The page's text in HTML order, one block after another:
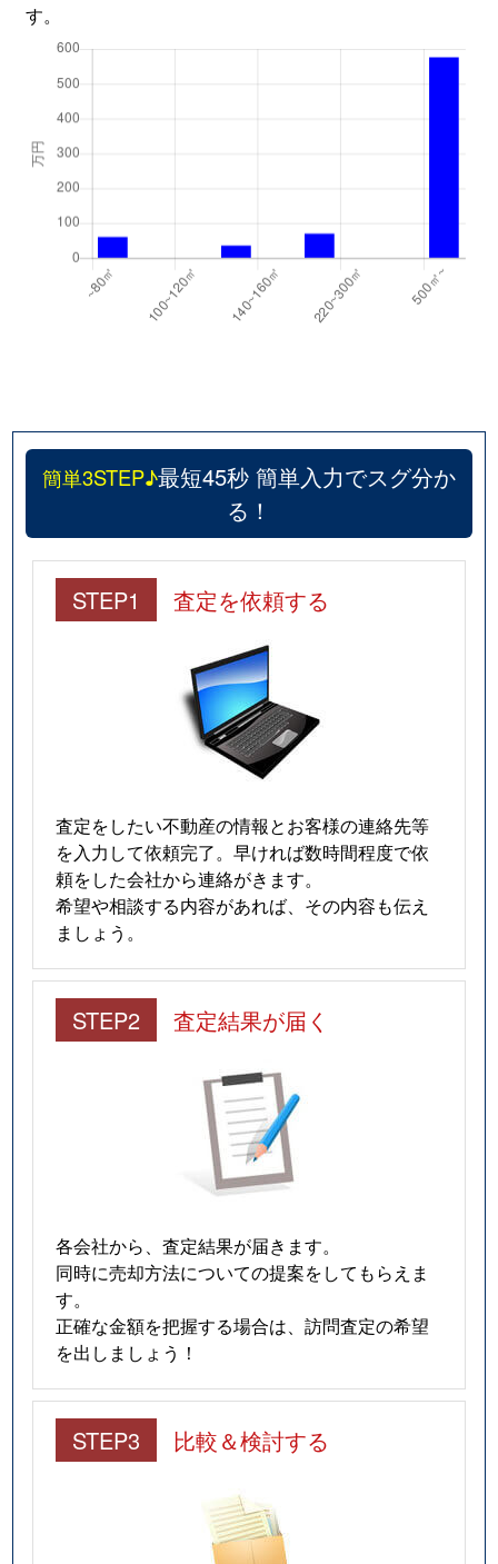
す。
簡単3STEP♪最短45秒 簡単入力でスグ分か
る！
STEP1 査定を依頼する
査定をしたい不動産の情報とお客様の連絡先等
を入力して依頼完了。早ければ数時間程度で依
頼をした会社から連絡がきます。
希望や相談する内容があれば、その内容も伝え
ましょう。
STEP2 査定結果が届く
各会社から、査定結果が届きます。
同時に売却方法についての提案をしてもらえま
す。
正確な金額を把握する場合は、訪問査定の希望
を出しましょう！
STEP3 比較＆検討する